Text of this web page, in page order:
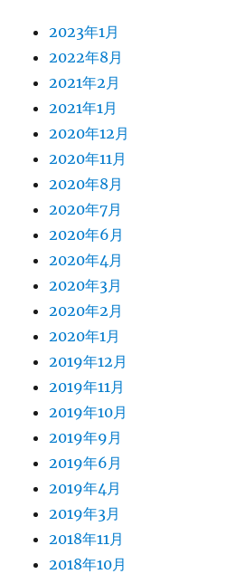
2023年1月
2022年8月
2021年2月
2021年1月
2020年12月
2020年11月
2020年8月
2020年7月
2020年6月
2020年4月
2020年3月
2020年2月
2020年1月
2019年12月
2019年11月
2019年10月
2019年9月
2019年6月
2019年4月
2019年3月
2018年11月
2018年10月